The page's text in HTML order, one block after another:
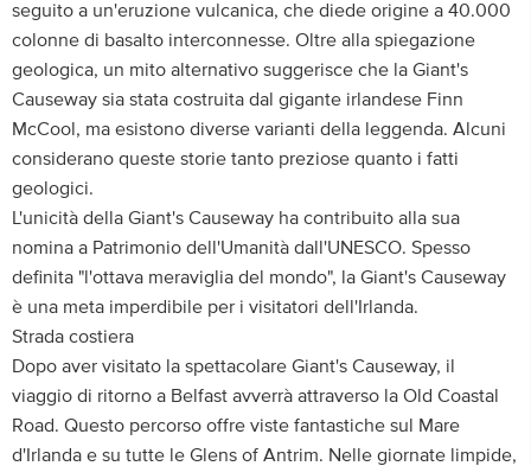
seguito a un'eruzione vulcanica, che diede origine a 40.000
colonne di basalto interconnesse. Oltre alla spiegazione
geologica, un mito alternativo suggerisce che la Giant's
Causeway sia stata costruita dal gigante irlandese Finn
McCool, ma esistono diverse varianti della leggenda. Alcuni
considerano queste storie tanto preziose quanto i fatti
geologici.
L'unicità della Giant's Causeway ha contribuito alla sua
nomina a Patrimonio dell'Umanità dall'UNESCO. Spesso
definita "l'ottava meraviglia del mondo", la Giant's Causeway
è una meta imperdibile per i visitatori dell'Irlanda.
Strada costiera
Dopo aver visitato la spettacolare Giant's Causeway, il
viaggio di ritorno a Belfast avverrà attraverso la Old Coastal
Road. Questo percorso offre viste fantastiche sul Mare
d'Irlanda e su tutte le Glens of Antrim. Nelle giornate limpide,